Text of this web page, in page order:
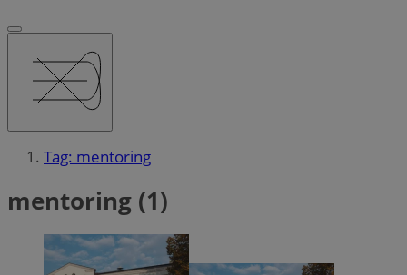
Tag: mentoring
mentoring (1)